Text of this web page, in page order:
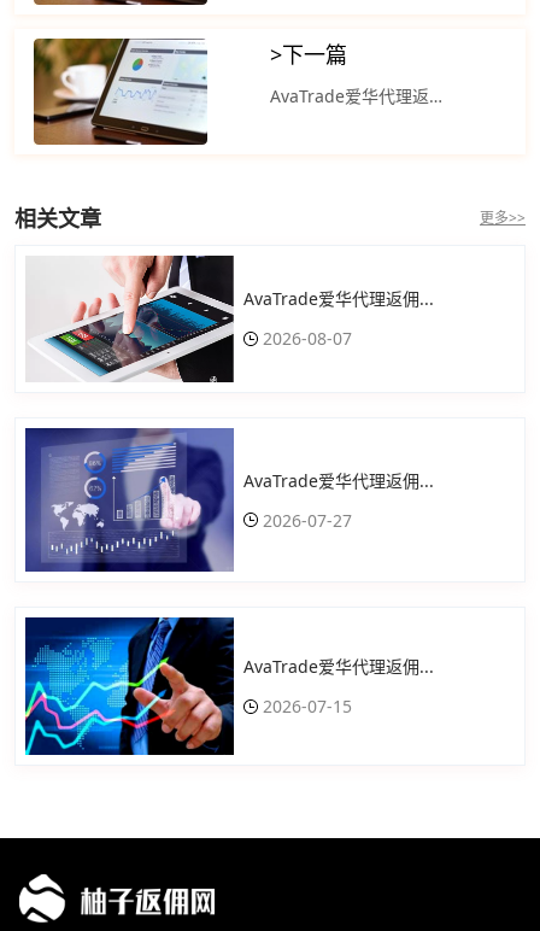
>下一篇
AvaTrade爱华代理返佣官网怎么样？美元指数震荡盘整日线微幅收涨
相关文章 更多>>
AvaTrade爱华代理返佣...
2026-08-07
AvaTrade爱华代理返佣...
2026-07-27
AvaTrade爱华代理返佣...
2026-07-15